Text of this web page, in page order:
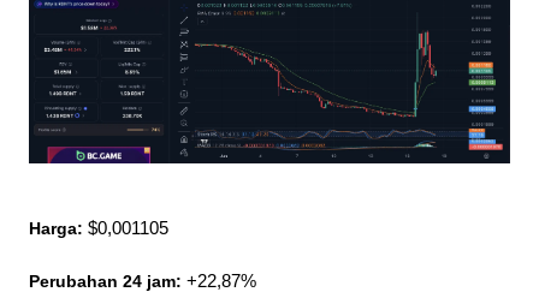
Harga: $0,001105
Perubahan 24 jam: +22,87%